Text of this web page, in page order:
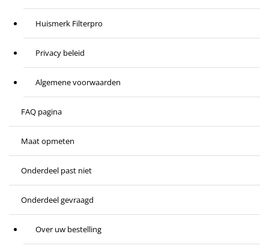
Huismerk Filterpro
Privacy beleid
Algemene voorwaarden
FAQ pagina
Maat opmeten
Onderdeel past niet
Onderdeel gevraagd
Over uw bestelling